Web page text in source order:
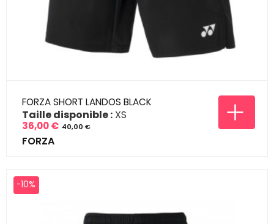
FORZA SHORT LANDOS BLACK
Prix
36,00 €
Prix
de
40,00 €
Taille disponible : XS
FORZA
-10%